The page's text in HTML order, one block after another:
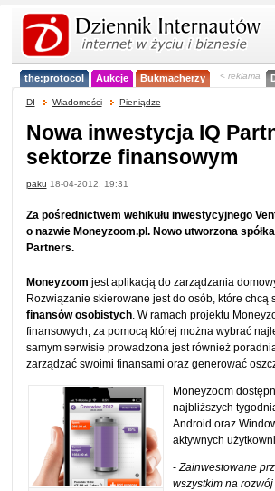
the:protocol Aukcje Bukmacherzy < reklama
DI Wiadomości Pieniądze
Nowa inwestycja IQ
sektorze finansowym
paku 18-04-2012, 19:31
Za pośrednictwem wehikułu inwestycyjnego
o nazwie Moneyzoom.pl. Nowo utworzona
Partners.
Moneyzoom jest aplikacją do zarządzania
Rozwiązanie skierowane jest do osób, które
finansów osobistych. W ramach projektu
finansowych, za pomocą której można wybrać
samym serwisie prowadzona jest również
zarządzać swoimi finansami oraz generować
Moneyzoom
najbliższych
Android oraz
aktywnych
-Zainwestowane
wszystkim na